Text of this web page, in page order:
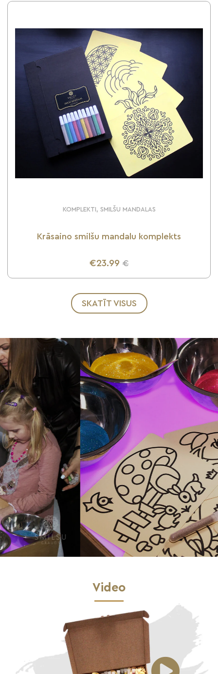
KOMPLEKTI, SMILŠU MANDALAS
Krāsaino smilšu mandalu komplekts
€23.99 €
UZZINI VAIRĀK
SKATĪT VISUS
Video